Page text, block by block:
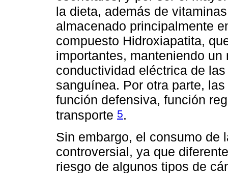
la dieta, además de
almacenado principalmente
compuesto Hidroxiapatita,
importantes, manteniendo
conductividad eléctrica de
sanguínea. Por otra parte,
función defensiva, función
transporte 5.
Sin embargo, el consumo de
controversial, ya que
riesgo de algunos tipos de